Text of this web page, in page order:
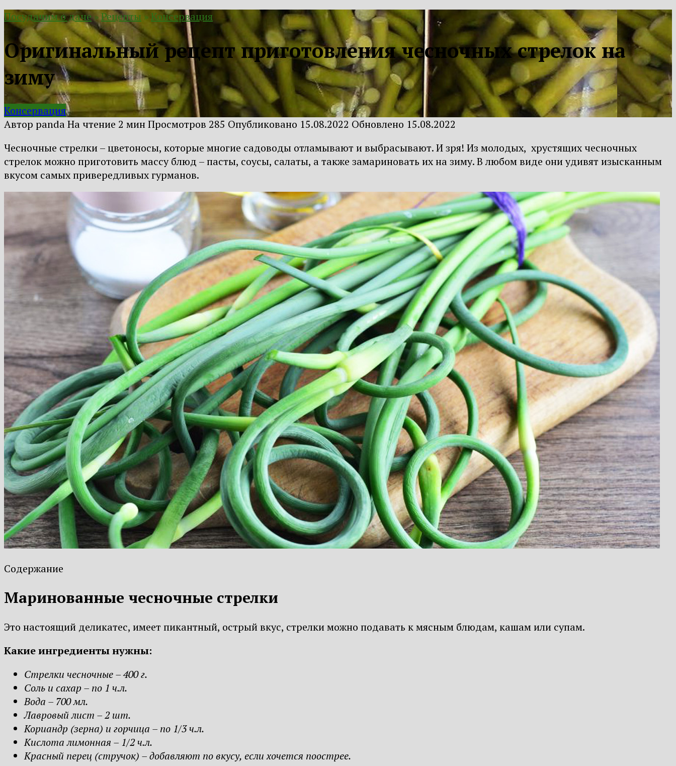
Посудачим о даче»Рецепты »Консервация
Оригинальный рецепт приготовления чесночных стрелок на
зиму
Консервация
Автор pandaНа чтение 2 минПросмотров 285 Опубликовано 15.08.2022 Обновлено 15.08.2022
Чесночные стрелки – цветоносы, которые многие садоводы отламывают и выбрасывают. И зря! Из молодых, хрустящих чесночных
стрелок можно приготовить массу блюд – пасты, соусы, салаты, а также замариновать их на зиму. В любом виде они удивят изысканным
вкусом самых привередливых гурманов.
Содержание
Маринованные чесночные стрелки
Это настоящий деликатес, имеет пикантный, острый вкус, стрелки можно подавать к мясным блюдам, кашам или супам.
Какие ингредиенты нужны:
Стрелки чесночные – 400 г.
Соль и сахар – по 1 ч.л.
Вода – 700 мл.
Лавровый лист – 2 шт.
Кориандр (зерна) и горчица – по 1/3 ч.л.
Кислота лимонная – 1/2 ч.л.
Красный перец (стручок) – добавляют по вкусу, если хочется поострее.